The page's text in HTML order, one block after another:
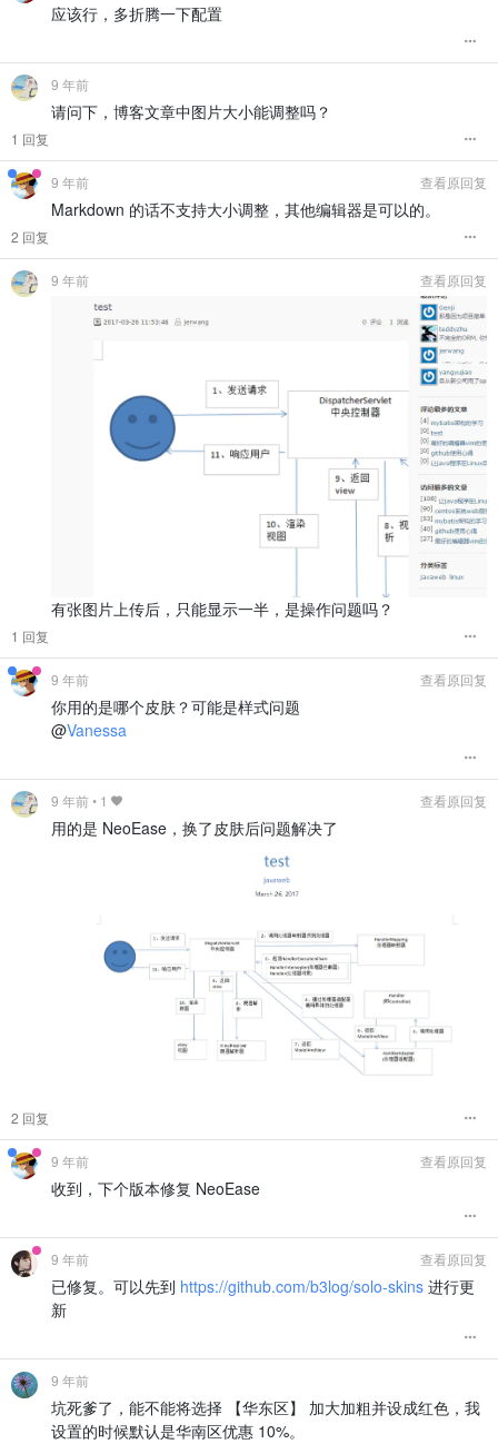
应该行，多折腾一下配置
9 年前
请问下，博客文章中图片大小能调整吗？
1 回复
9 年前 查看原回复
Markdown 的话不支持大小调整，其他编辑器是可以的。
2 回复
9 年前 查看原回复
有张图片上传后，只能显示一半，是操作问题吗？
1 回复
9 年前 查看原回复
你用的是哪个皮肤？可能是样式问题
@Vanessa
9 年前• 1 查看原回复
用的是 NeoEase，换了皮肤后问题解决了
2 回复
9 年前 查看原回复
收到，下个版本修复 NeoEase
9 年前 查看原回复
已修复。可以先到 https://github.com/b3log/solo-skins 进行更
新
9 年前
坑死爹了，能不能将选择 【华东区】 加大加粗并设成红色，我
设置的时候默认是华南区优惠 10%。